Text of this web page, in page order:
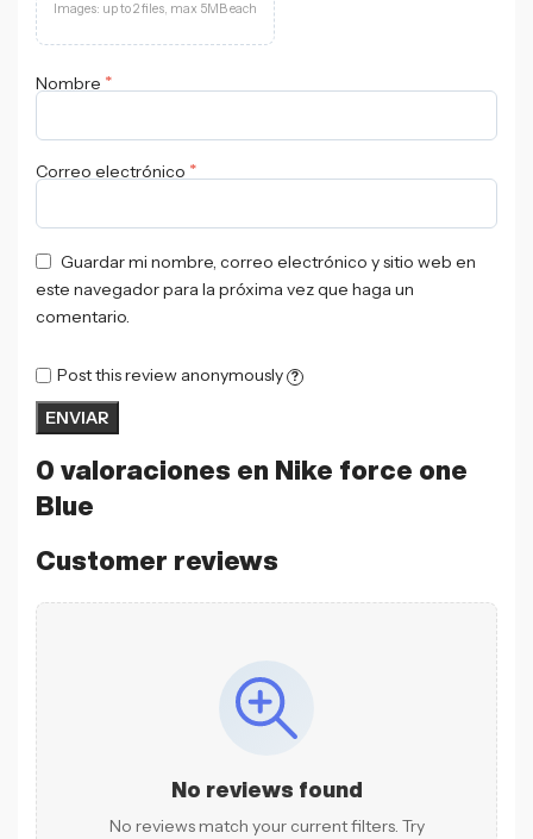
0 valoraciones en Nike force one
Blue
Customer reviews
No reviews found
No reviews match your current filters. Try
Images: up to 2 files, max 5MB each
Nombre *
Correo electrónico *
Guardar mi nombre, correo electrónico y sitio web en
este navegador para la próxima vez que haga un
comentario.
Post this review anonymously ?